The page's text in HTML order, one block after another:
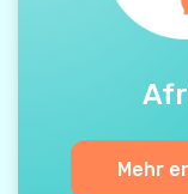
Mehr